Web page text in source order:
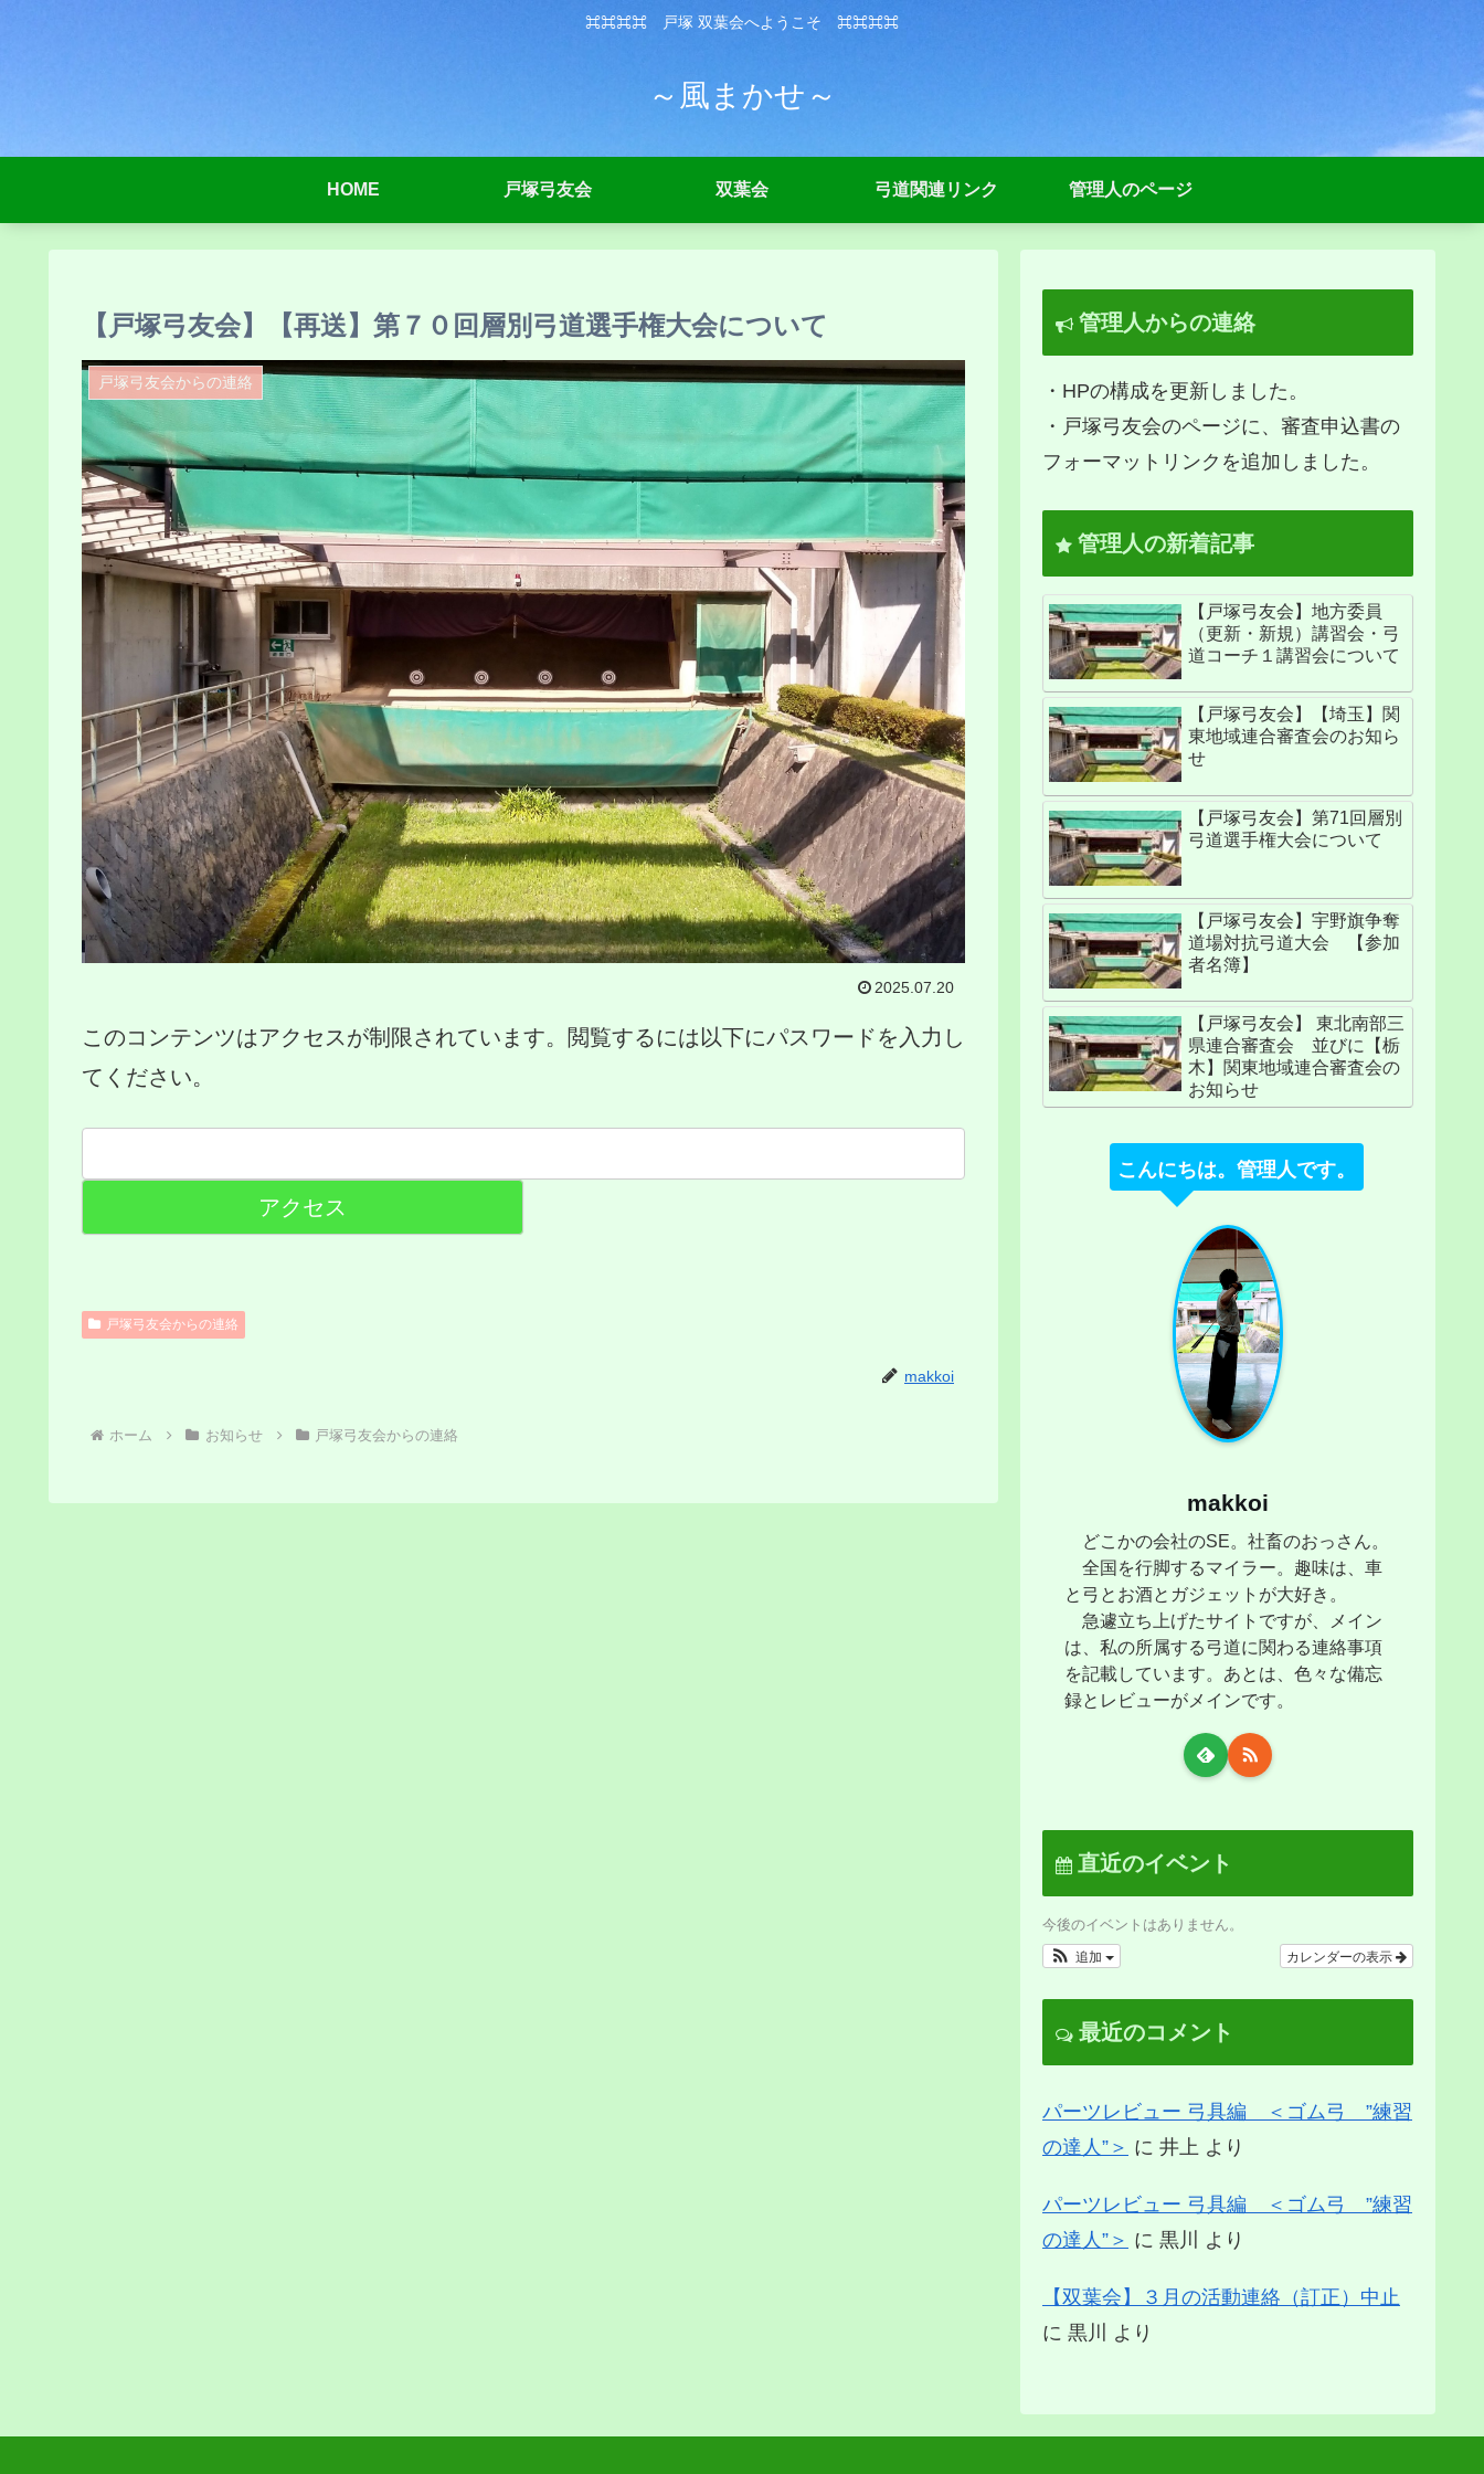
⌘⌘⌘⌘ 戸塚 双葉会へようこそ ⌘⌘⌘⌘
～風まかせ～
HOME 戸塚弓友会 双葉会 弓道関連リンク 管理人のページ
【戸塚弓友会】【再送】第７０回層別弓道選手権大会について
戸塚弓友会からの連絡
2025.07.20
このコンテンツはアクセスが制限されています。閲覧するには以下にパスワードを入力し
てください。
戸塚弓友会からの連絡
makkoi
ホーム お知らせ 戸塚弓友会からの連絡
管理人からの連絡
・HPの構成を更新しました。
・戸塚弓友会のページに、審査申込書の
フォーマットリンクを追加しました。
管理人の新着記事
【戸塚弓友会】地方委員
（更新・新規）講習会・弓
道コーチ１講習会について
【戸塚弓友会】【埼玉】関
東地域連合審査会のお知ら
せ
【戸塚弓友会】第71回層別
弓道選手権大会について
【戸塚弓友会】宇野旗争奪
道場対抗弓道大会 【参加
者名簿】
【戸塚弓友会】 東北南部三
県連合審査会 並びに【栃
木】関東地域連合審査会の
お知らせ
こんにちは。管理人です。
makkoi
どこかの会社のSE。社畜のおっさん。
全国を行脚するマイラー。趣味は、車
と弓とお酒とガジェットが大好き。
急遽立ち上げたサイトですが、メイン
は、私の所属する弓道に関わる連絡事項
を記載しています。あとは、色々な備忘
録とレビューがメインです。
直近のイベント
今後のイベントはありません。
カレンダーの表示
追加
最近のコメント
パーツレビュー 弓具編 ＜ゴム弓 ”練習
の達人”＞ に 井上 より
パーツレビュー 弓具編 ＜ゴム弓 ”練習
の達人”＞ に 黒川 より
【双葉会】３月の活動連絡（訂正）中止
に 黒川 より